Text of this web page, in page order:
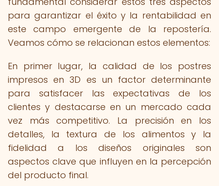
para garantizar el éxito y la rentabilidad en
este campo emergente de la repostería.
Veamos cómo se relacionan estos elementos:
En primer lugar, la calidad de los postres
impresos en 3D es un factor determinante
para satisfacer las expectativas de los
clientes y destacarse en un mercado cada
vez más competitivo. La precisión en los
detalles, la textura de los alimentos y la
fidelidad a los diseños originales son
aspectos clave que influyen en la percepción
del producto final.